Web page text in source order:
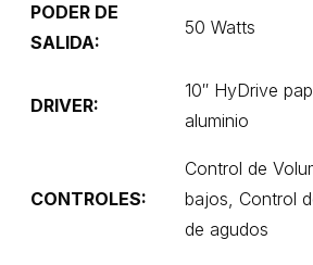
PODER DE
SALIDA:
50 Watts
DRIVER:
10″ HyDrive
aluminio
CONTROLES:
Control de
bajos, Control
de agudos